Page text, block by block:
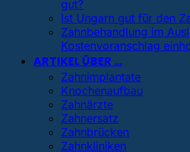
gut?
Ist Ungarn gut für den
Zahnbehandlung im
Kostenvoranschlag
ARTIKEL ÜBER …
Zahnimplantate
Knochenaufbau
Zahnärzte
Zahnersatz
Zahnbrücken
Zahnkliniken